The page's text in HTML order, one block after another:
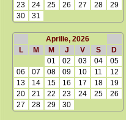
23
24 25 26 27 28
29
30
31
Aprilie, 2026
L
M M J V S
D
01
02 03 04
05
06
07 08 09 10 11
12
13
14 15 16 17 18
19
20
21 22 23 24 25
26
27
28 29 30